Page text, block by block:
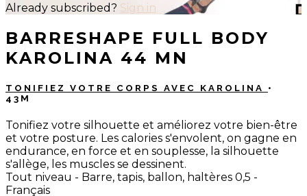
Already subscribed? Sign in
BARRESHAPE FULL BODY
KAROLINA 44 MN
TONIFIEZ VOTRE CORPS AVEC KAROLINA •
43M
Tonifiez votre silhouette et améliorez votre bien-être
et votre posture. Les calories s'envolent, on gagne en
endurance, en force et en souplesse, la silhouette
s'allège, les muscles se dessinent.
Tout niveau - Barre, tapis, ballon, haltères 0,5 -
Français